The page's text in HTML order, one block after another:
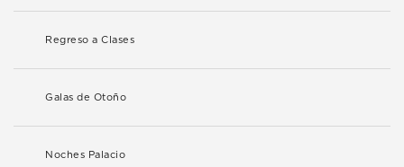
Regreso a Clases
Galas de Otoño
Noches Palacio